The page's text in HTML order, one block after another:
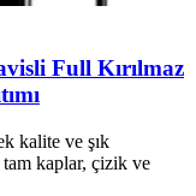
Full Kırılmaz
kalite ve şık
tam kaplar, çizik ve